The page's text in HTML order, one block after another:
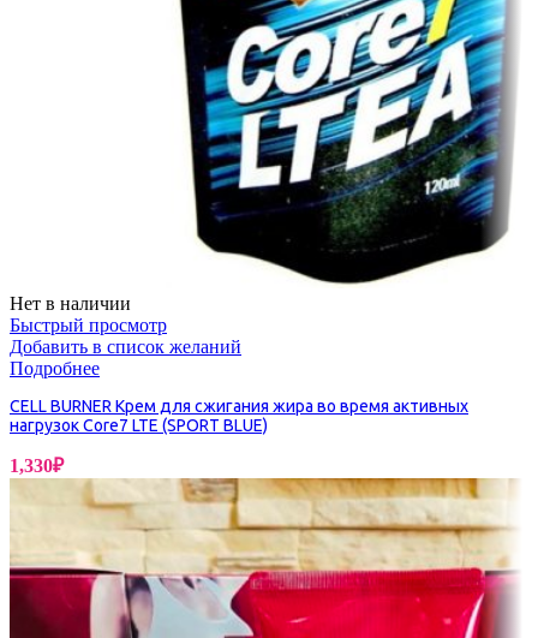
Нет в наличии
Быстрый просмотр
Добавить в список желаний
Подробнее
CELL BURNER Крем для сжигания жира во время активных
нагрузок Core7 LTE (SPORT BLUE)
1,330₽